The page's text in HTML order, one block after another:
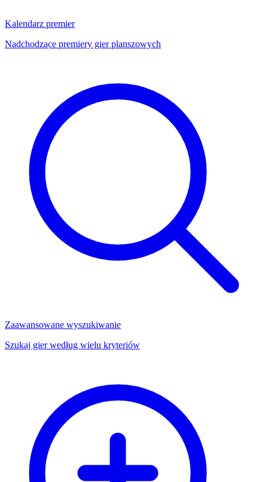
Kalendarz premier
Nadchodzące premiery gier planszowych
Zaawansowane wyszukiwanie
Szukaj gier według wielu kryteriów